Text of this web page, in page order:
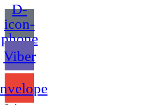
D-
icon-
phone
Viber